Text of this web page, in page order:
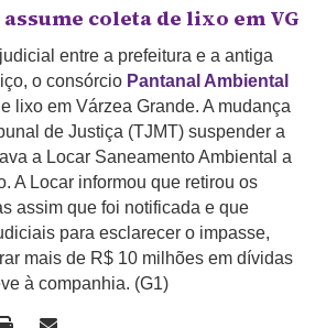
coleta de lixo em VG
entre a prefeitura e a antiga
o consórcio Pantanal Ambiental
lixo em Várzea Grande. A mudança
de Justiça (TJMT) suspender a
a Locar Saneamento Ambiental a
A Locar informou que retirou os
assim que foi notificada e que
para esclarecer o impasse,
mais de R$ 10 milhões em dívidas
à companhia. (G1)